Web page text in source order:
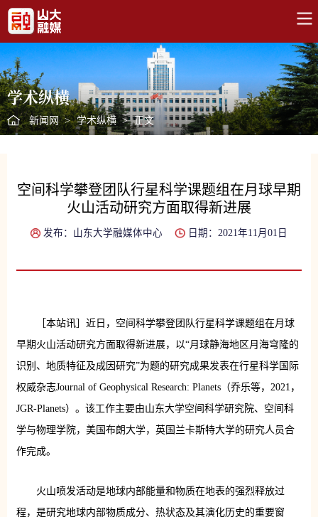
学术纵横
新闻网 > 学术纵横 > 正文
空间科学攀登团队行星科学课题组在月球早期
火山活动研究方面取得新进展
发布：山东大学融媒体中心 日期：2021年11月01日
［本站讯］近日，空间科学攀登团队行星科学课题组在月球
早期火山活动研究方面取得新进展，以“月球静海地区月海穹隆的
识别、地质特征及成因研究”为题的研究成果发表在行星科学国际
权威杂志Journal of Geophysical Research: Planets（乔乐等，2021，
JGR-Planets）。该工作主要由山东大学空间科学研究院、空间科
学与物理学院，美国布朗大学，英国兰卡斯特大学的研究人员合
作完成。
火山喷发活动是地球内部能量和物质在地表的强烈释放过
程，是研究地球内部物质成分、热状态及其演化历史的重要窗